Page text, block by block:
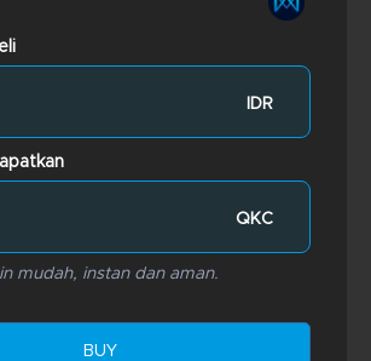
IDR
QKC
mudah, instan dan aman.
BUY